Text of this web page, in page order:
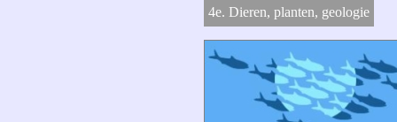
4e. Dieren, planten, geologie